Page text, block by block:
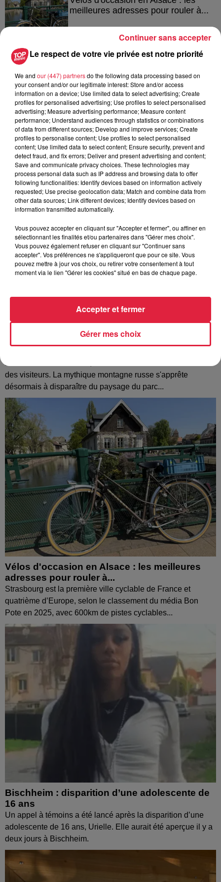
meilleures adresses pour rouler à...
4 août 2026
adolescente de 16 ans
À découvrir également
Pendant trois décennies, l'Euro-Mir a fait tourner les têtes
des visiteurs. La mythique montagne russe s'apprête
désormais à disparaître du paysage du parc...
Vélos d'occasion en Alsace : les meilleures
adresses pour rouler à...
Strasbourg est la première ville cyclable de France et
quatrième d’Europe, selon le classement du média Bon
Pote en 2025, avec 600km de pistes cyclables...
Bischheim : disparition d’une adolescente de
16 ans
Un appel à témoins a été lancé après la disparition d’une
adolescente de 16 ans, Urielle. Elle aurait été aperçue il y a
deux jours à Bischheim.
Le respect de votre vie privée est notre priorité
We and our (447) partnersdo the following data processing based on
your consent and/or our legitimate interest: Store and/or access
information on a device; Use limited data to select advertising; Create
profiles for personalised advertising; Use profiles to select personalised
advertising; Measure advertising performance; Measure content
performance; Understand audiences through statistics or combinations
of data from different sources; Develop and improve services; Create
profiles to personalise content; Use profiles to select personalised
content; Use limited data to select content; Ensure security, prevent and
detect fraud, and fix errors; Deliver and present advertising and content;
Save and communicate privacy choices. These technologies may
process personal data such as IP address and browsing data to offer
following functionalities: Identify devices based on information actively
requested; Use precise geolocation data; Match and combine data from
other data sources; Link different devices; Identify devices based on
information transmitted automatically.
Vous pouvez accepter en cliquant sur "Accepter et fermer", ou affiner en
sélectionnant les finalités et/ou partenaires dans "Gérer mes choix".
Vous pouvez également refuser en cliquant sur "Continuer sans
accepter". Vos préférences ne s'appliqueront que pour ce site. Vous
pouvez mettre à jour vos choix, ou retirer votre consentement à tout
moment via le lien "Gérer les cookies" situé en bas de chaque page.
Gérer mes choix
Accepter et fermer
Continuer sans accepter